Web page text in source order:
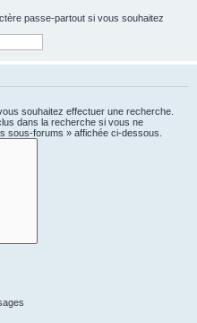
passe-partout si vous souhaitez
souhaitez effectuer une recherche.
dans la recherche si vous ne
sous-forums » affichée ci-dessous.